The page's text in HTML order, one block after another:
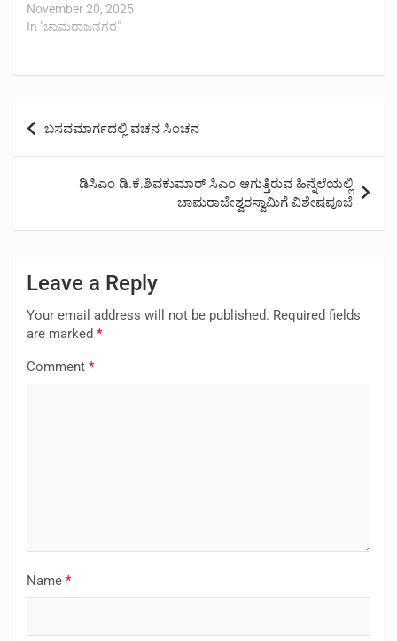
November 20, 2025
In "ಚಾಮರಾಜನಗರ"
Post
navigation
ಬಸವಮಾರ್ಗದಲ್ಲಿ ವಚನ ಸಿಂಚನ
ಡಿಸಿಎಂ ಡಿ.ಕೆ.ಶಿವಕುಮಾರ್ ಸಿಎಂ ಆಗುತ್ತಿರುವ ಹಿನ್ನೆಲೆಯಲ್ಲಿ
ಚಾಮರಾಜೇಶ್ವರಸ್ವಾಮಿಗೆ ವಿಶೇಷಪೂಜೆ
Leave a Reply
Your email address will not be published. Required fields
are marked *
Comment *
Name *